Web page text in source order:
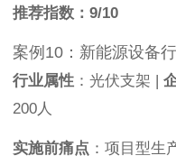
推荐指数：9/10
案例10：新能源设备
行业属性 ：光伏支架 |
200人
实施前痛点 ：项目型生